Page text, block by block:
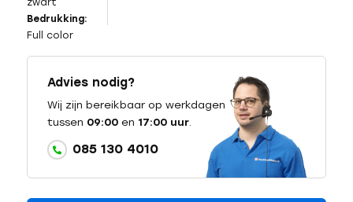
zwart
Bedrukking:
Full color
Advies nodig?
Wij zijn bereikbaar op werkdagen
tussen 09:00en 17:00 uur.
085 130 4010